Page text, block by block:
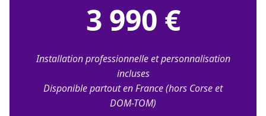
3 990 €
Installation professionnelle et personnalisation
incluses
Disponible partout en France (hors Corse et
DOM-TOM)